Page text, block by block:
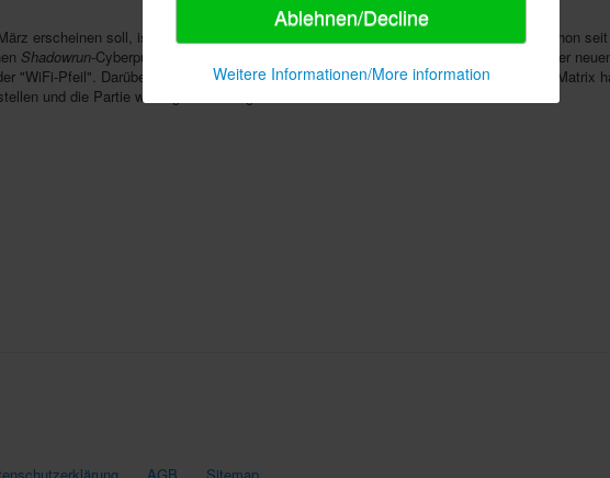
erscheinen soll, ist die Erweiterung Munchkin Shadowrun: Hack die Zukunft
. Schon
Shadowrun-Cyberpunkwelt und wird nun um
ausgebaut. Hinter
"WiFi-Pfeil". Darüber hinaus fügen Matrixkarten eine neue Siegoption hinzu: Wer die Matrix
und die Partie womöglich direkt gewinnen.
AGB Sitemap
Ablehnen/Decline
Weitere Informationen/More information